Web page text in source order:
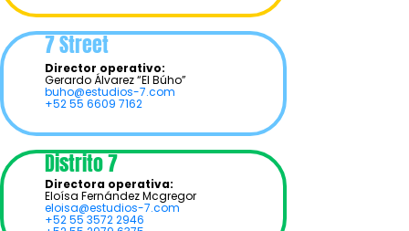
7 Street
Director operativo:
Gerardo Álvarez “El Búho”
buho@estudios-7.com
+52 55 6609 7162
Distrito 7
Directora operativa:
Eloísa Fernández Mcgregor
eloisa@estudios-7.com
+52 55 3572 2946